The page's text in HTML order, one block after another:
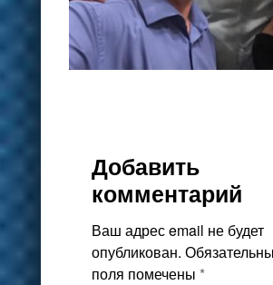
Добавить
комментарий
Ваш адрес email не будет
опубликован.
поля помечены *